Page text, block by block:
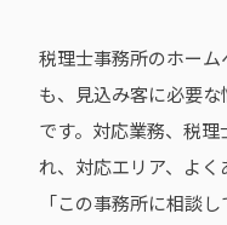
税理士事務所のホー
も、見込み客に必要
です。対応業務、税
れ、対応エリア、よく
「この事務所に相談